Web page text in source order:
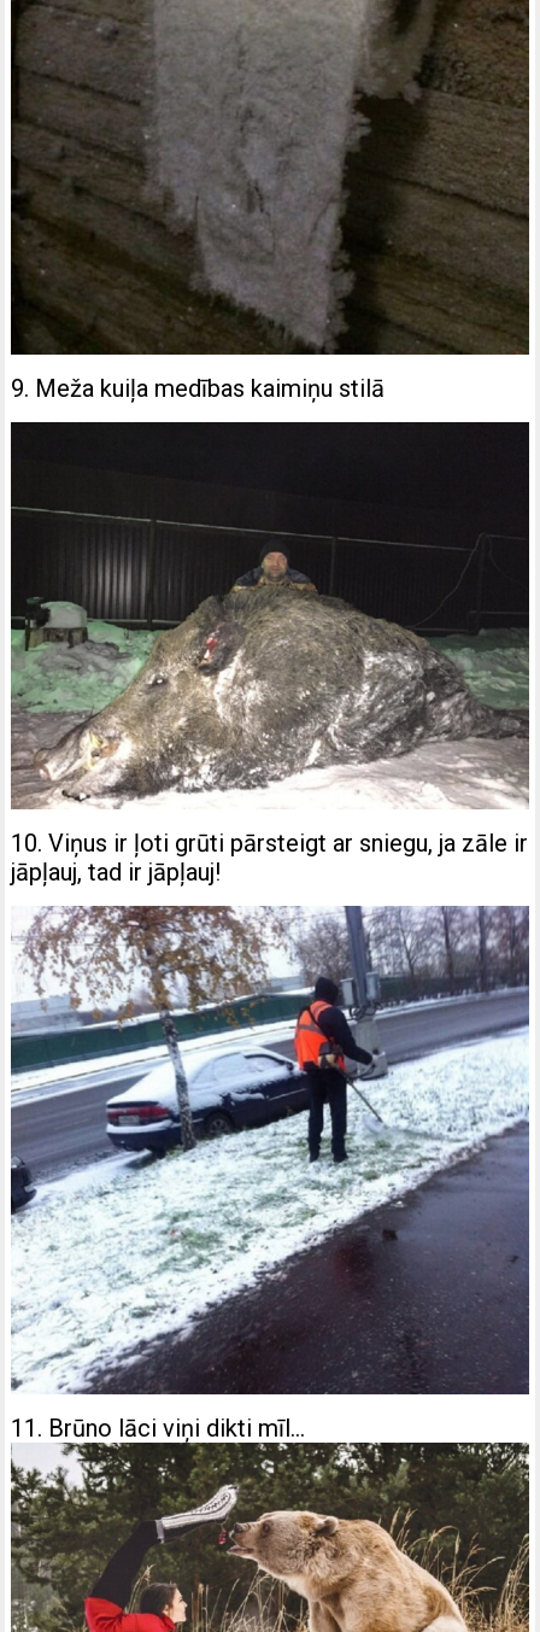
9. Meža kuiļa medības kaimiņu stilā
10. Viņus ir ļoti grūti pārsteigt ar sniegu, ja zāle ir
jāpļauj, tad ir jāpļauj!
11. Brūno lāci viņi dikti mīl…